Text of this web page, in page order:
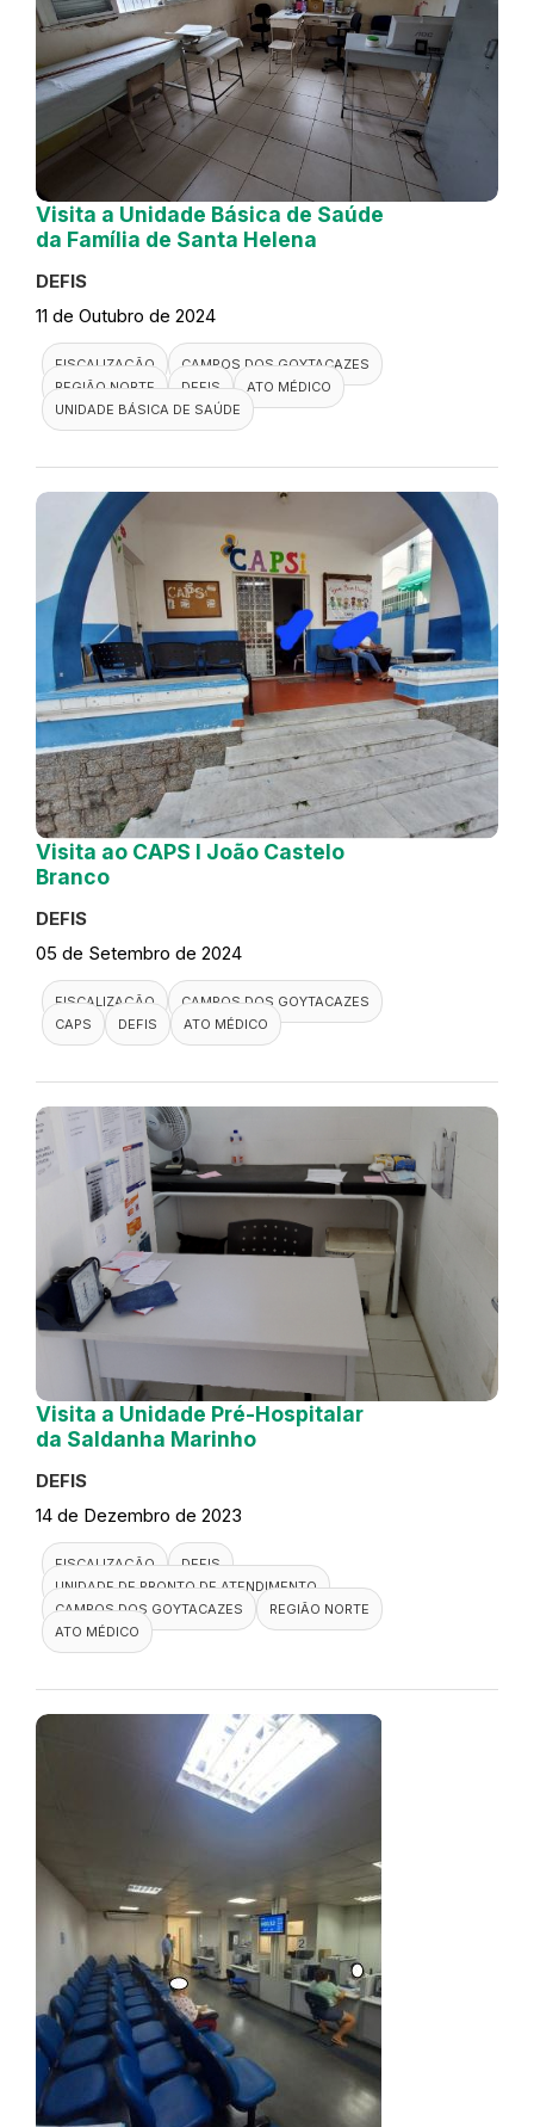
Visita a Unidade Básica de Saúde
da Família de Santa Helena
DEFIS
11 de Outubro de 2024
FISCALIZAÇÃO
CAMPOS DOS GOYTACAZES
REGIÃO NORTE
DEFIS
ATO MÉDICO
UNIDADE BÁSICA DE SAÚDE
Visita ao CAPS I João Castelo
Branco
DEFIS
05 de Setembro de 2024
FISCALIZAÇÃO
CAMPOS DOS GOYTACAZES
CAPS
DEFIS ATO MÉDICO
Visita a Unidade Pré-Hospitalar
da Saldanha Marinho
DEFIS
14 de Dezembro de 2023
FISCALIZAÇÃO
DEFIS
UNIDADE DE PRONTO DE ATENDIMENTO
CAMPOS DOS GOYTACAZES
REGIÃO NORTE
ATO MÉDICO